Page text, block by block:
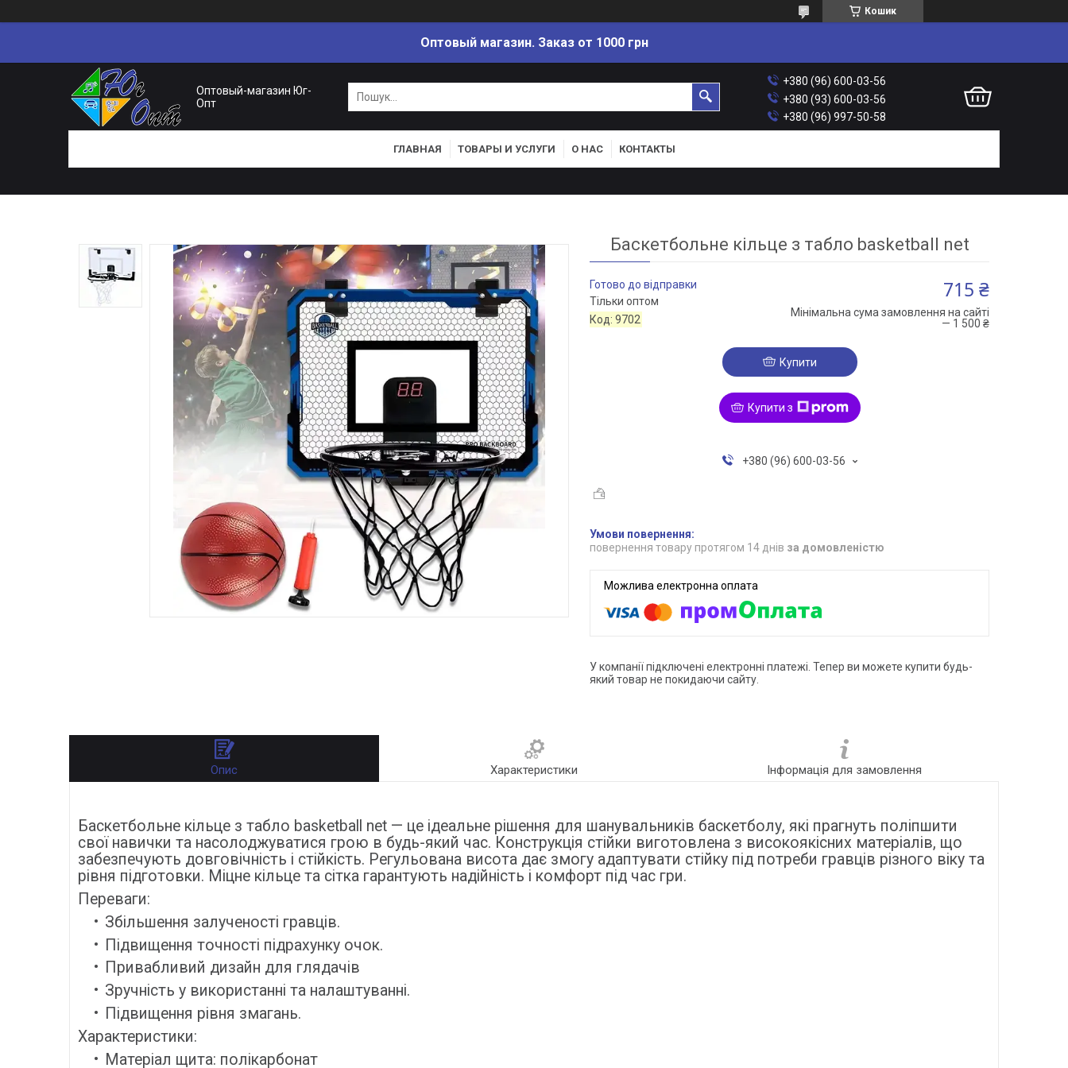
Кошик
Оптовый магазин. Заказ от 1000 грн
Оптовый-магазин Юг-
Опт
+380 (96) 600-03-56
+380 (93) 600-03-56
+380 (96) 997-50-58
ГЛАВНАЯ ТОВАРЫ И УСЛУГИ О НАС КОНТАКТЫ
Баскетбольне кільце з табло basketball net
Готово до відправки
Тільки оптом
Код:9702
715 ₴
Мінімальна сума замовлення на сайті
— 1 500 ₴
Купити
Купити з
+380 (96) 600-03-56
повернення товару протягом 14 днів за домовленістю
У компанії підключені електронні платежі. Тепер ви можете купити будь-
який товар не покидаючи сайту.
Опис Характеристики Інформація для замовлення
Баскетбольне кільце з табло basketball net — це ідеальне рішення для шанувальників баскетболу, які прагнуть поліпшити
свої навички та насолоджуватися грою в будь-який час. Конструкція стійки виготовлена з високоякісних матеріалів, що
забезпечують довговічність і стійкість. Регульована висота дає змогу адаптувати стійку під потреби гравців різного віку та
рівня підготовки. Міцне кільце та сітка гарантують надійність і комфорт під час гри.
Переваги:
Збільшення залученості гравців.
Підвищення точності підрахунку очок.
Привабливий дизайн для глядачів
Зручність у використанні та налаштуванні.
Підвищення рівня змагань.
Характеристики:
Матеріал щита: полікарбонат